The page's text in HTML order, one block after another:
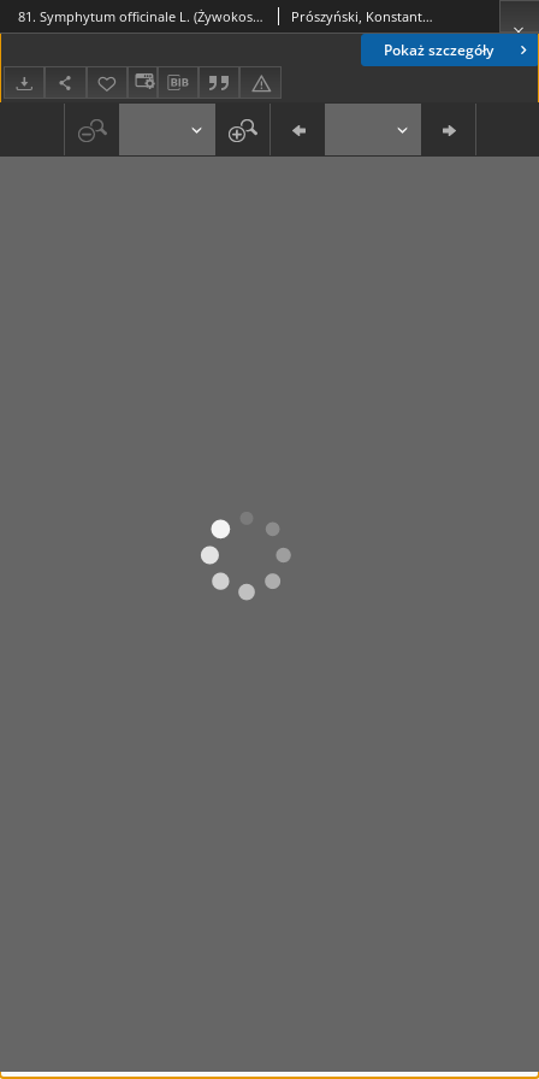
Pokaż szczegóły
81. Symphytum officinale L. (Żywokost lekarski), Asperugo procumbens L. (Lepczyca rozesłana) Prószyński, Konstanty (1859-1936)